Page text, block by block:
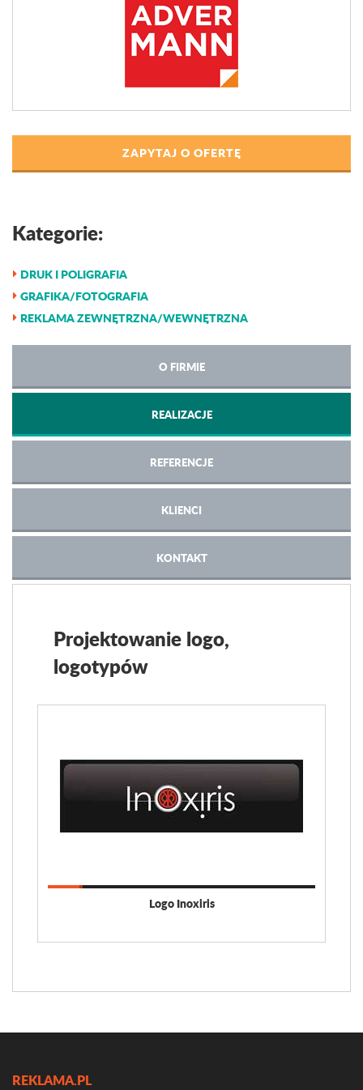
ZAPYTAJ O OFERTĘ
Kategorie:
DRUK I POLIGRAFIA
GRAFIKA/FOTOGRAFIA
REKLAMA ZEWNĘTRZNA/WEWNĘTRZNA
O FIRMIE
REALIZACJE
REFERENCJE
KLIENCI
KONTAKT
Projektowanie logo,
logotypów
Logo Inoxiris
REKLAMA.PL